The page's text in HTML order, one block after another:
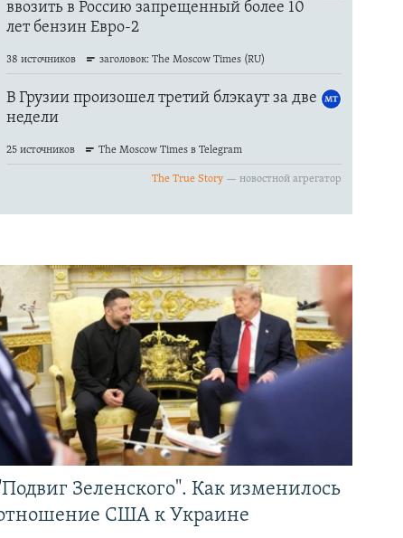
Зеленского". Как изменилось
США к Украине